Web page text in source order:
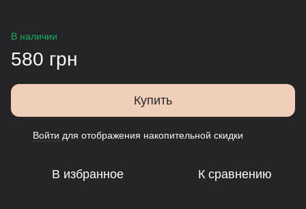
В наличии
580 грн
Купить
Войти для отображения накопительной скидки
В избранное К сравнению